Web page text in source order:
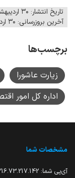
تاریخ انتشار: ۳۰ اردیبهشت ۱۴۰۵ - ۱۲:۲۵
آخرین بروزرسانی: ۳۰ اردیبهشت ۱۴۰۵ - ۱۲:۲۵
برچسب‌ها
زیارت عاشورا
اداره کل امور
مشخصات شما
آی‌پی شما: